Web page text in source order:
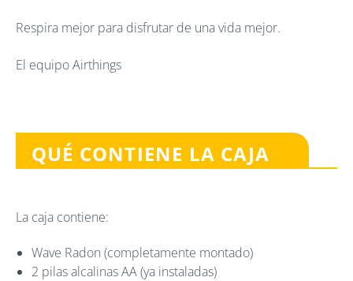
Respira mejor para disfrutar de una vida mejor.
El equipo Airthings
QUÉ CONTIENE LA CAJA
La caja contiene:
Wave Radon (completamente montado)
2 pilas alcalinas AA (ya instaladas)